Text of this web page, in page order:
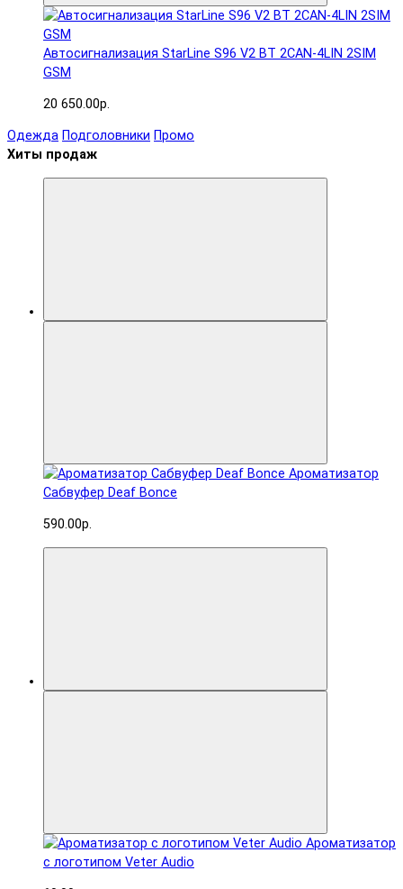
Автосигнализация StarLine S96 V2 BT 2CAN-4LIN 2SIM
GSM
20 650.00р.
Одежда Подголовники Промо
Хиты продаж
Ароматизатор
Сабвуфер Deaf Bonce
590.00р.
Ароматизатор
с логотипом Veter Audio